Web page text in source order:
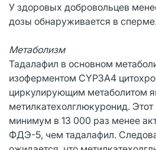
У здоровых добровольцев
дозы обнаруживается в сперме.
Метаболизм
Тадалафил в основном
изоферментом СYР3А4
циркулирующим метаболитом
метилкатехолглюкуронид. Этот
минимум в 13 000 раз менее
ФДЭ-5, чем тадалафил.